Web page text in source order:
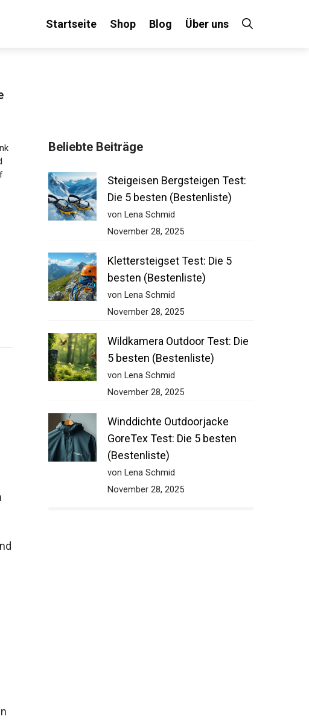
Startseite Shop Blog Über uns
Beliebte Beiträge
Steigeisen Bergsteigen Test:
Die 5 besten (Bestenliste)
von Lena Schmid
November 28, 2025
Klettersteigset Test: Die 5
besten (Bestenliste)
von Lena Schmid
November 28, 2025
Wildkamera Outdoor Test: Die
5 besten (Bestenliste)
von Lena Schmid
November 28, 2025
Winddichte Outdoorjacke
GoreTex Test: Die 5 besten
(Bestenliste)
von Lena Schmid
November 28, 2025
an!